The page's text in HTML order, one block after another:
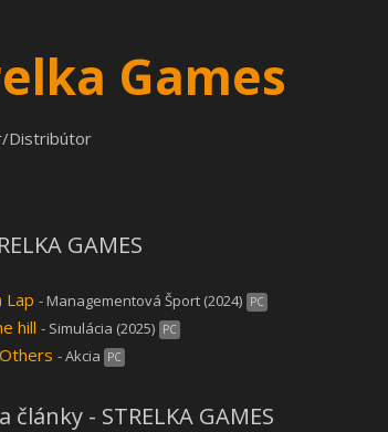
Games
Distribútor
GAMES
Lap - Managementová Šport (2024) PC
hill - Simulácia (2025) PC
- Akcia PC
články - STRELKA GAMES